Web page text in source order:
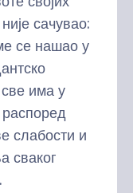
сачувао:
се нашао у
има у
слабости и
сваког